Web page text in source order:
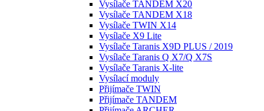
Vysílače TANDEM X20
Vysílače TANDEM X18
Vysílače TWIN X14
Vysílače X9 Lite
Vysílače Taranis X9D PLUS / 2019
Vysílače Taranis Q X7/Q X7S
Vysílače Taranis X-lite
Vysílací moduly
Přijímače TWIN
Přijímače TANDEM